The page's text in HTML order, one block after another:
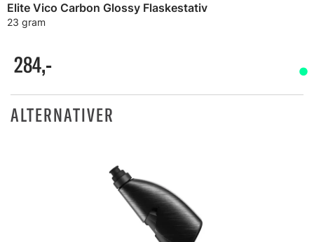
Elite Vico Carbon Glossy Flaskestativ
23 gram
284,-
ALTERNATIVER